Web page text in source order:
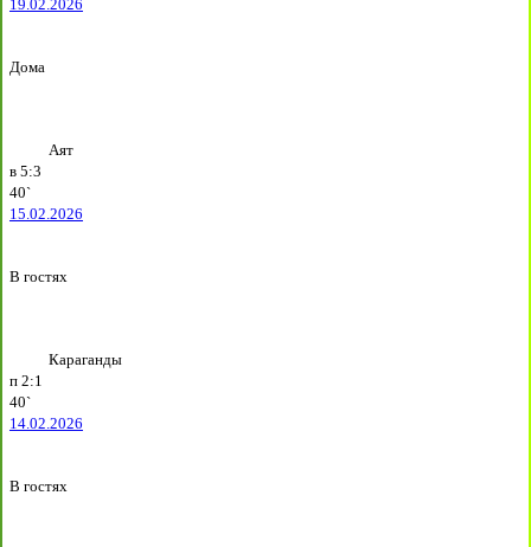
19.02.2026
Дома
Аят
в 5:3
40`
15.02.2026
В гостях
Караганды
п 2:1
40`
14.02.2026
В гостях